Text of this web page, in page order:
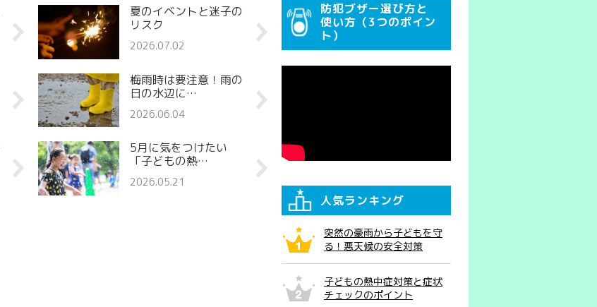
夏のイベントと迷子の
リスク
2026.07.02
梅雨時は要注意！雨の
日の水辺に…
2026.06.04
5月に気をつけたい
「子どもの熱…
2026.05.21
防犯ブザー選び方と
使い方（3つのポイン
ト）
人気ランキング
突然の豪雨から子どもを守
る！悪天候の安全対策
子どもの熱中症対策と症状
チェックのポイント